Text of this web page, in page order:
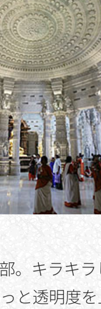
。キラキ
と透明度